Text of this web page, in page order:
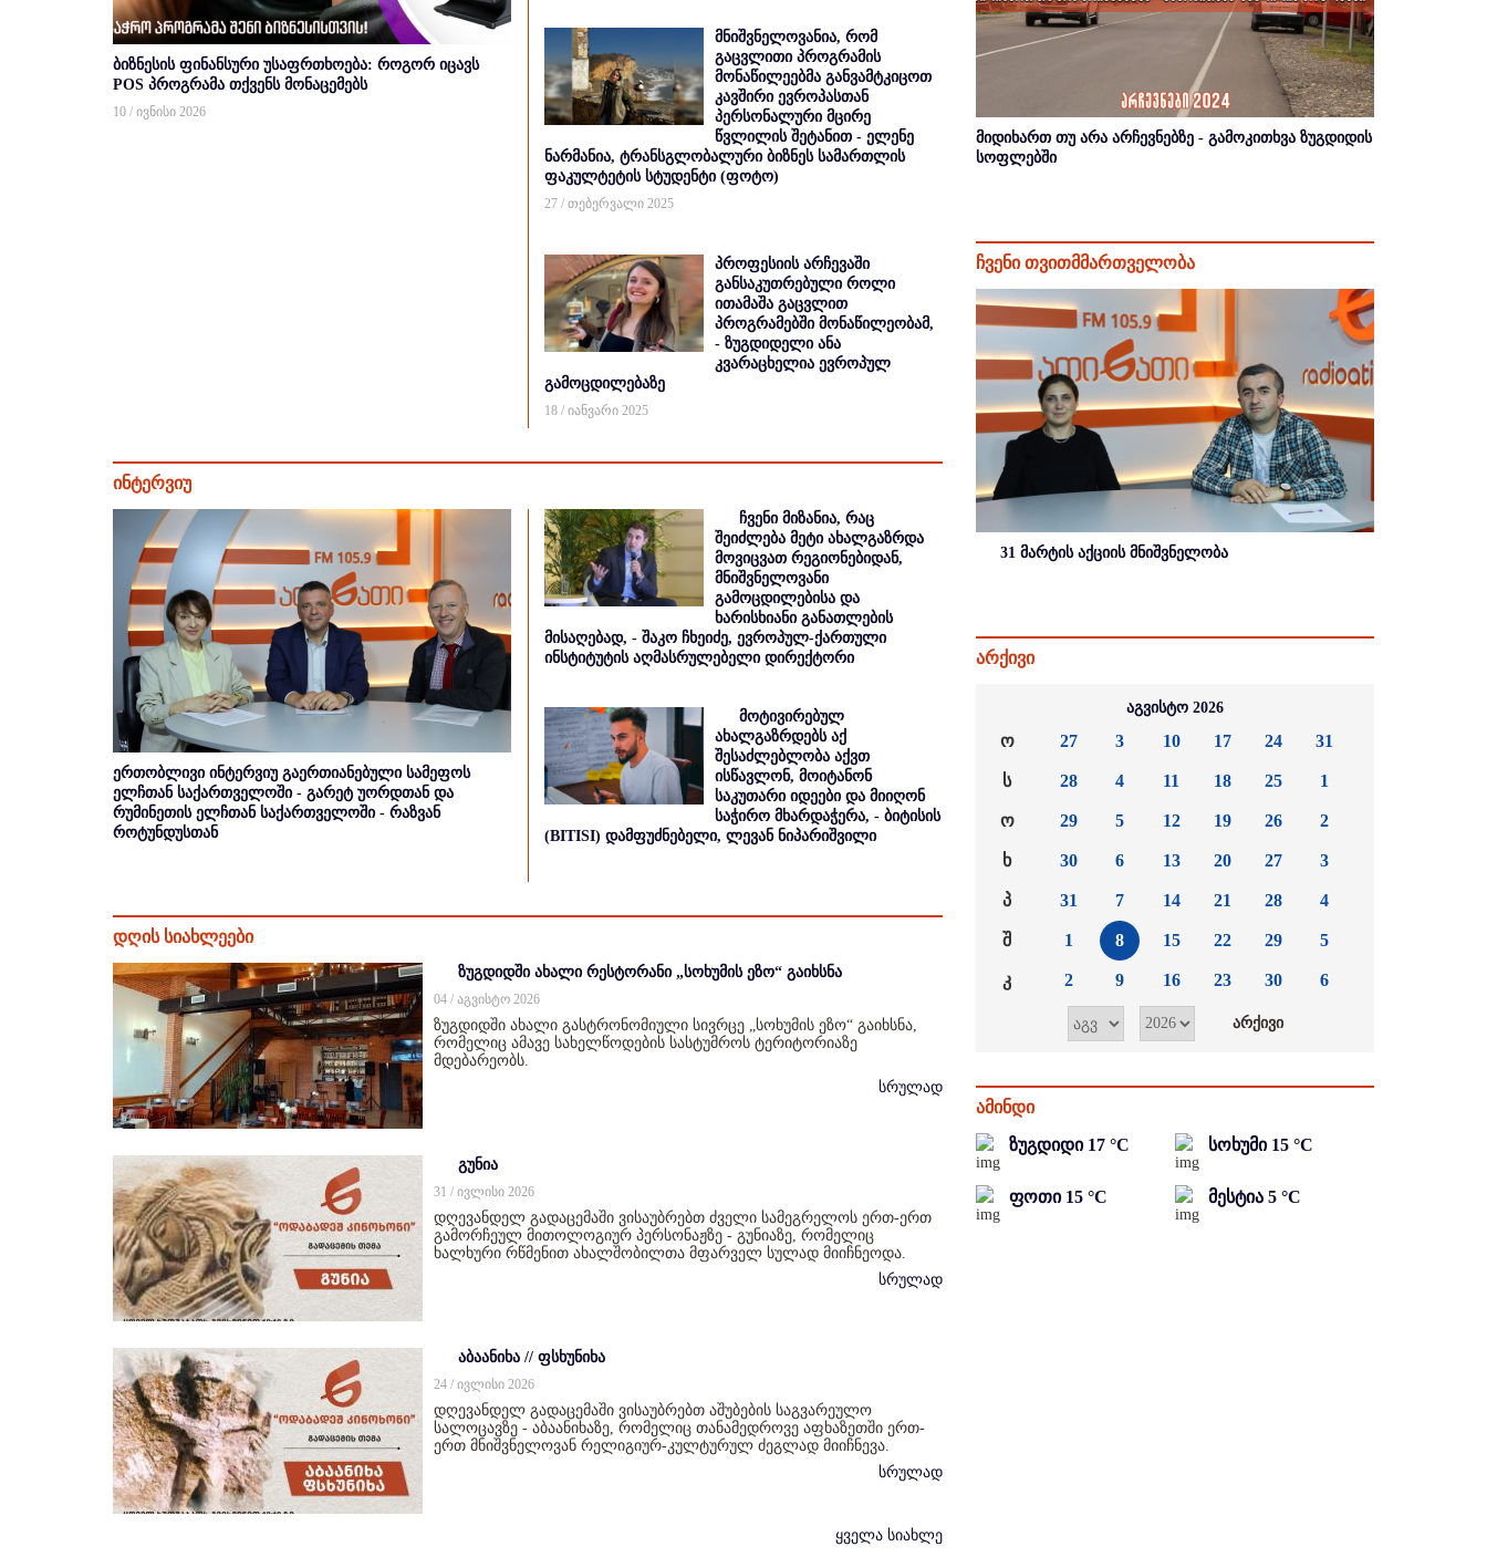
ბიზნესის ფინანსური უსაფრთხოება: როგორ იცავს
POS პროგრამა თქვენს მონაცემებს
10 / ივნისი 2026
მნიშვნელოვანია, რომ
გაცვლითი პროგრამის
მონაწილეებმა განვამტკიცოთ
კავშირი ევროპასთან
პერსონალური მცირე
წვლილის შეტანით - ელენე
ნარმანია, ტრანსგლობალური ბიზნეს სამართლის
ფაკულტეტის სტუდენტი (ფოტო)
27 / თებერვალი 2025
პროფესიის არჩევაში
განსაკუთრებული როლი
ითამაშა გაცვლით
პროგრამებში მონაწილეობამ,
- ზუგდიდელი ანა
კვარაცხელია ევროპულ
გამოცდილებაზე
18 / იანვარი 2025
ინტერვიუ
ერთობლივი ინტერვიუ გაერთიანებული სამეფოს
ელჩთან საქართველოში - გარეტ უორდთან და
რუმინეთის ელჩთან საქართველოში - რაზვან
როტუნდუსთან
ჩვენი მიზანია, რაც
შეიძლება მეტი ახალგაზრდა
მოვიცვათ რეგიონებიდან,
მნიშვნელოვანი
გამოცდილებისა და
ხარისხიანი განათლების
მისაღებად, - შაკო ჩხეიძე, ევროპულ-ქართული
ინსტიტუტის აღმასრულებელი დირექტორი
მოტივირებულ
ახალგაზრდებს აქ
შესაძლებლობა აქვთ
ისწავლონ, მოიტანონ
საკუთარი იდეები და მიიღონ
საჭირო მხარდაჭერა, - ბიტისის
(BITISI) დამფუძნებელი, ლევან ნიპარიშვილი
დღის სიახლეები
ზუგდიდში ახალი რესტორანი „სოხუმის ეზო“ გაიხსნა
04 / აგვისტო 2026
ზუგდიდში ახალი გასტრონომიული სივრცე „სოხუმის ეზო“ გაიხსნა,
რომელიც ამავე სახელწოდების სასტუმროს ტერიტორიაზე
მდებარეობს.
სრულად
გუნია
31 / ივლისი 2026
დღევანდელ გადაცემაში ვისაუბრებთ ძველი სამეგრელოს ერთ-ერთ
გამორჩეულ მითოლოგიურ პერსონაჟზე - გუნიაზე, რომელიც
ხალხური რწმენით ახალშობილთა მფარველ სულად მიიჩნეოდა.
სრულად
აბაანიხა // ფსხუნიხა
24 / ივლისი 2026
დღევანდელ გადაცემაში ვისაუბრებთ აშუბების საგვარეულო
სალოცავზე - აბაანიხაზე, რომელიც თანამედროვე აფხაზეთში ერთ-
ერთ მნიშვნელოვან რელიგიურ-კულტურულ ძეგლად მიიჩნევა.
სრულად
ყველა სიახლე
მიდიხართ თუ არა არჩევნებზე - გამოკითხვა ზუგდიდის
სოფლებში
ჩვენი თვითმმართველობა
31 მარტის აქციის მნიშვნელობა
არქივი
აგვისტო 2026
ო
ს
ო
ხ
პ
შ
კ
27
28
29
30
31
1
2
3
4
5
6
7
8
9
10
11
12
13
14
15
16
17
18
19
20
21
22
23
24
25
26
27
28
29
30
31
1
2
3
4
5
6
ამინდი
ზუგდიდი 17 °C სოხუმი 15 °C
ფოთი 15 °C მესტია 5 °C